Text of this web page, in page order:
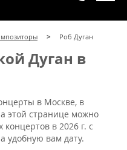
8 (800) 770-09-71
для регионов
Роб Дуган
Дуган в
в Москве, в
этой странице можно
в 2026 г. с
удобную вам дату.